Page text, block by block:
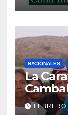
NACIONALES
La